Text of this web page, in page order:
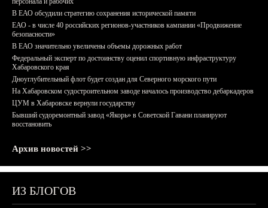
В ЕАО обсудили стратегию сохранения исторической памяти
ЕАО - в числе 40 российских регионов-участников кампании «Продвижение
безопасности»
В ЕАО значительно увеличены объемы дорожных работ
Федеральный эксперт по достоинству оценил спортивную инфраструктуру
Хабаровского края
Дноуглубительный флот будет создан для Северного морского пути
На Хабаровском судостроительном заводе началось производство дебаркадеров
ЦУМ в Хабаровске вернули государству
Бывший судоремонтный завод «Якорь» в Советской Гавани планируют
восстановить
Архив новостей >>
ИЗ БЛОГОВ